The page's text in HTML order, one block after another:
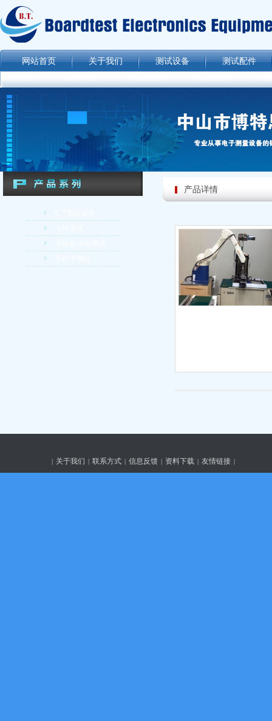
网站首页 关于我们 测试设备 测试配件
产品详情
| 关于我们 | 联系方式 | 信息反馈 | 资料下载 | 友情链接 |